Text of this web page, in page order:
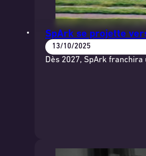
SpArk se projette
13/10/2025
Dès 2027, SpArk